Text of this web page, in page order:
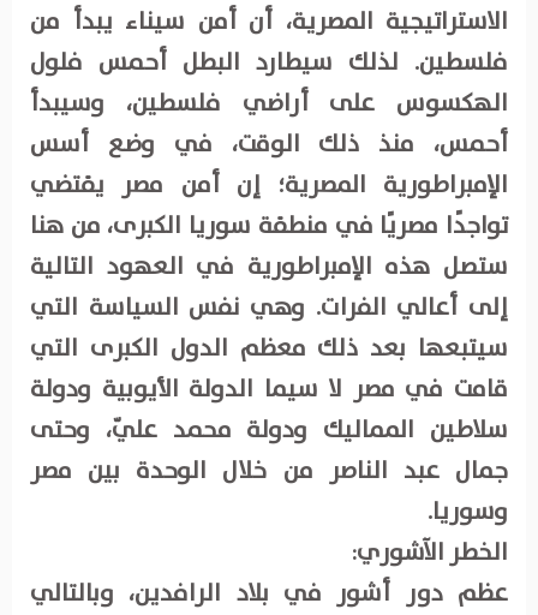
الاستراتيجية المصرية، أن أمن سيناء يبدأ من
فلسطين. لذلك سيطارد البطل أحمس فلول
الهكسوس على أراضي فلسطين، وسيبدأ
أحمس، منذ ذلك الوقت، في وضع أسس
الإمبراطورية المصرية؛ إن أمن مصر يقتضي
تواجدًا مصريًا في منطقة سوريا الكبرى، من هنا
ستصل هذه الإمبراطورية في العهود التالية
إلى أعالي الفرات. وهي نفس السياسة التي
سيتبعها بعد ذلك معظم الدول الكبرى التي
قامت في مصر لا سيما الدولة الأيوبية ودولة
سلاطين المماليك ودولة محمد عليّ، وحتى
جمال عبد الناصر من خلال الوحدة بين مصر
وسوريا.
الخطر الآشوري:
عظم دور أشور في بلاد الرافدين، وبالتالي